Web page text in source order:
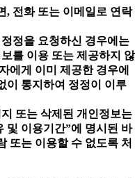
전화 또는 이메일로 연락
정을 요청하신 경우에는
를 이용 또는 제공하지 않
에게 이미 제공한 경우에
이 통지하여 정정이 이루
또는 삭제된 개인정보는
및 이용기간”에 명시된 바
또는 이용할 수 없도록 처